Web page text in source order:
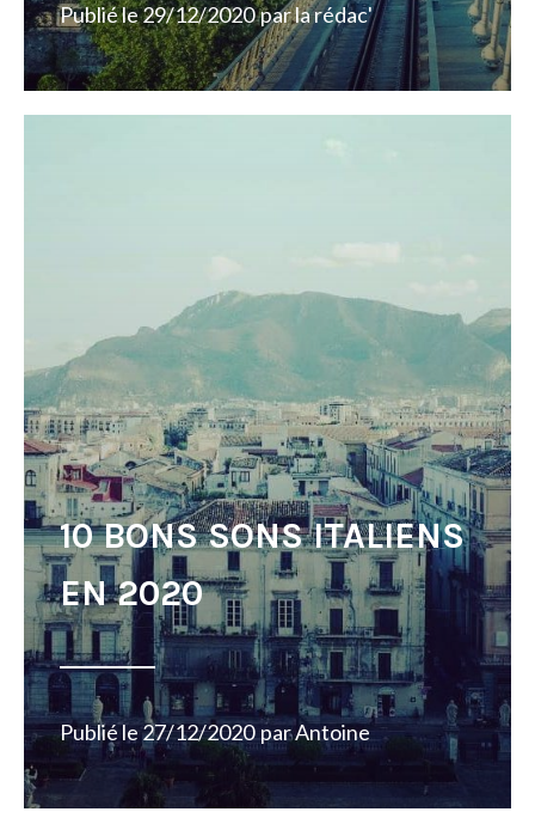
Publié le29/12/2020 parla rédac'
10 BONS SONS ITALIENS
EN 2020
Publié le27/12/2020 parAntoine